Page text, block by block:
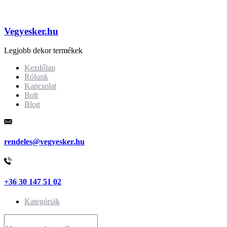
Vegyesker.hu
Legjobb dekor termékek
Kezdőlap
Rólunk
Kapcsolat
Bolt
Blog
rendeles@vegyesker.hu
+36 30 147 51 02
Kategóriák